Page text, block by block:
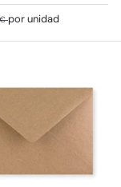
venta
normal
por unidad